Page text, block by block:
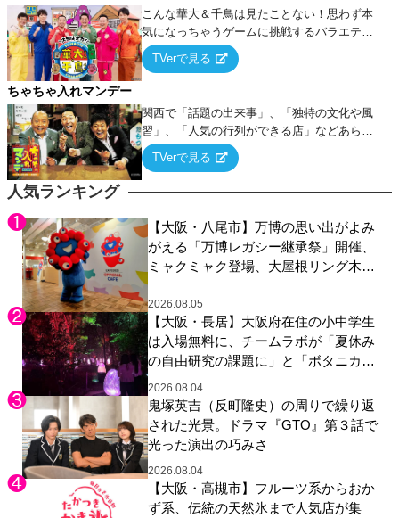
人気ランキング
【大阪・八尾市】万博の思い出がよみ
がえる「万博レガシー継承祭」開催、
ミャクミャク登場、大屋根リング木材
展示も
2026.08.05
【大阪・長居】大阪府在住の小中学生
は入場無料に、チームラボが「夏休み
の自由研究の課題に」と「ボタニカル
ガーデン 大阪」へ招待
2026.08.04
鬼塚英吉（反町隆史）の周りで繰り返
された光景。ドラマ『GTO』第３話で
光った演出の巧みさ
2026.08.04
【大阪・高槻市】フルーツ系からおか
ず系、伝統の天然氷まで人気店が集
こんな華大＆千鳥は見たことない！思わず本
気になっちゃうゲームに挑戦するバラエティ
ー！
TVerで見る
ちゃちゃ入れマンデー
関西で「話題の出来事」、「独特の文化や風
習」、「人気の行列ができる店」などあらゆ
るテーマについて好き放題にちゃちゃを入れ
ていく関西色を前面に押し出したトークバラ
TVerで見る